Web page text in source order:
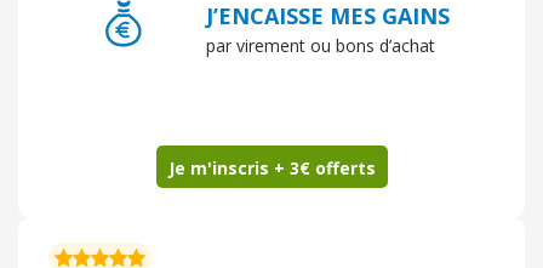
J’ENCAISSE MES GAINS
par virement ou bons d’achat
Je m'inscris + 3€ offerts